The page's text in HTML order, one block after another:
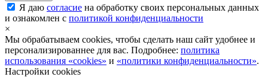
Я даю согласие на обработку своих персональных данных
и ознакомлен с политикой конфиденциальности
×
Мы обрабатываем cookies, чтобы сделать наш сайт удобнее и
персонализированнее для вас. Подробнее: политика
использования «cookies» и «политики конфиденциальности».
Настройки cookies